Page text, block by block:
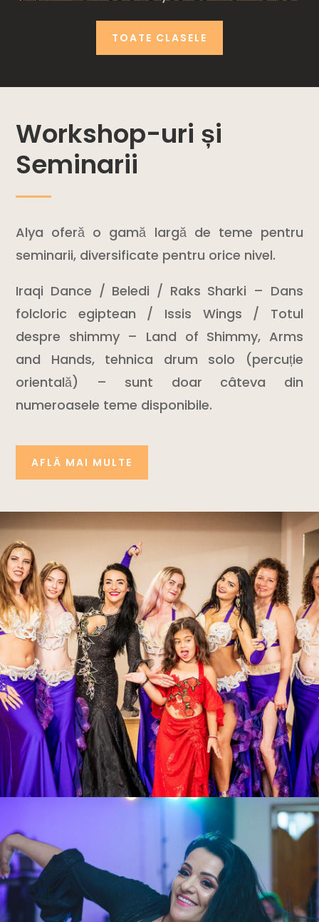
TOATE CLASELE
Workshop-uri și
Seminarii
Alya oferă o gamă largă de teme pentru
seminarii, diversificate pentru orice nivel.
Iraqi Dance / Beledi / Raks Sharki – Dans
folcloric egiptean / Issis Wings / Totul
despre shimmy – Land of Shimmy, Arms
and Hands, tehnica drum solo (percuție
orientală) – sunt doar câteva din
numeroasele teme disponibile.
AFLĂ MAI MULTE